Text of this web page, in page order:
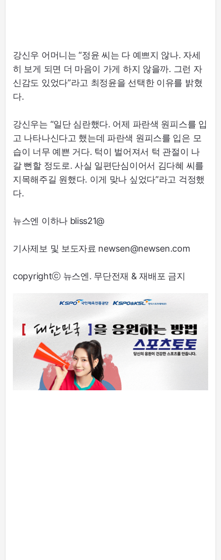
강신우 어머니는 “정윤 씨는 다 예쁘지 않나. 자세
히 보게 되면 더 마음이 가게 하지 않을까. 그런 자
신감도 있었다”라고 최정윤을 선택한 이유를 밝혔
다.
강신우는 “일단 심란했다. 어제 파란색 원피스를 입
고 나타나신다고 했는데 파란색 원피스를 입은 모
습이 너무 예쁜 거다. 턱이 벌어져서 턱 관절이 나
갈 뻔할 정도로. 사실 일편단심이어서 김다혜 씨를
지목해주길 원했다. 이게 맞나 싶었다”라고 걱정했
다.
뉴스엔 이하나 bliss21@
기사제보 및 보도자료 newsen@newsen.com
copyrightⓒ 뉴스엔. 무단전재 & 재배포 금지